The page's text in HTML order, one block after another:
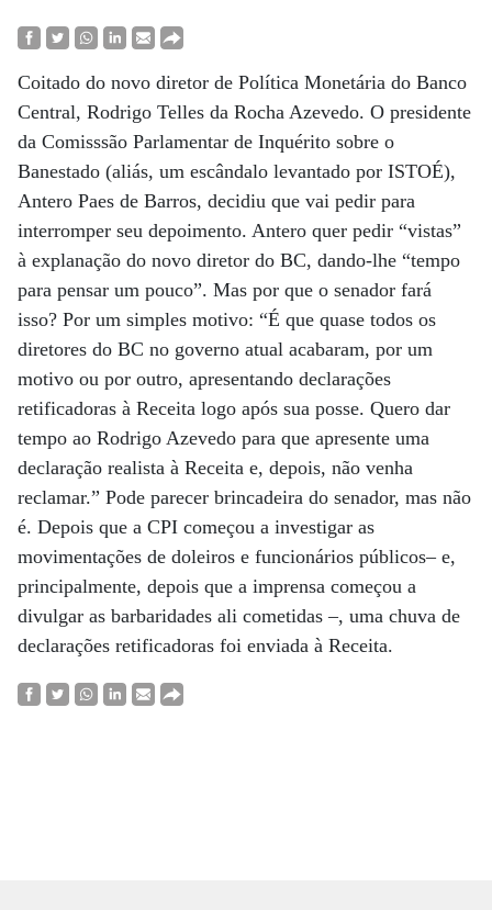
Coitado do novo diretor de Política Monetária do Banco
Central, Rodrigo Telles da Rocha Azevedo. O presidente
da Comisssão Parlamentar de Inquérito sobre o
Banestado (aliás, um escândalo levantado por ISTOÉ),
Antero Paes de Barros, decidiu que vai pedir para
interromper seu depoimento. Antero quer pedir “vistas”
à explanação do novo diretor do BC, dando-lhe “tempo
para pensar um pouco”. Mas por que o senador fará
isso? Por um simples motivo: “É que quase todos os
diretores do BC no governo atual acabaram, por um
motivo ou por outro, apresentando declarações
retificadoras à Receita logo após sua posse. Quero dar
tempo ao Rodrigo Azevedo para que apresente uma
declaração realista à Receita e, depois, não venha
reclamar.” Pode parecer brincadeira do senador, mas não
é. Depois que a CPI começou a investigar as
movimentações de doleiros e funcionários públicos– e,
principalmente, depois que a imprensa começou a
divulgar as barbaridades ali cometidas –, uma chuva de
declarações retificadoras foi enviada à Receita.